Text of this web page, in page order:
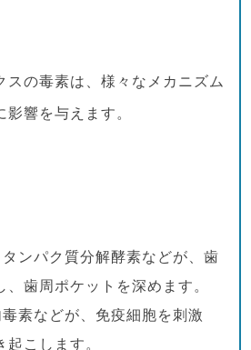
スの毒素は、様々なメカニズム
響を与えます。
タンパク質分解酵素などが、歯
、歯周ポケットを深めます。
毒素などが、免疫細胞を刺激
起こします。